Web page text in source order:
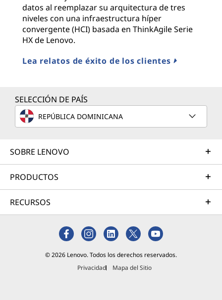
datos al reemplazar su arquitectura de tres
niveles con una infraestructura híper
convergente (HCI) basada en ThinkAgile Serie
HX de Lenovo.
Lea relatos de éxito de los clientes
SELECCIÓN DE PAÍS
REPÚBLICA DOMINICANA
SOBRE LENOVO
PRODUCTOS
RECURSOS
© 2026 Lenovo. Todos los derechos reservados.
Privacidad
Mapa del Sitio